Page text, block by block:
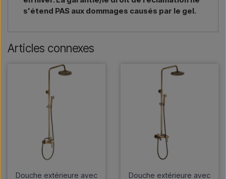
s'étend PAS aux dommages causés par le gel.
Articles connexes
Douche extérieure avec
Douche extérieure avec